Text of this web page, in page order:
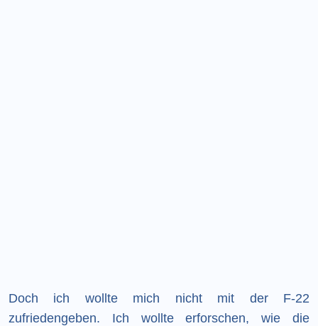
Doch ich wollte mich nicht mit der F-22
zufriedengeben. Ich wollte erforschen, wie die